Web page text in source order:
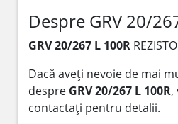
Despre GRV 20/
GRV 20/267 L 100R
Dacă aveți nevoie de mai
despre GRV 20/267 L 100R,
contactați pentru detalii.